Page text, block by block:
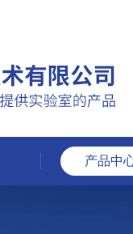
产品中